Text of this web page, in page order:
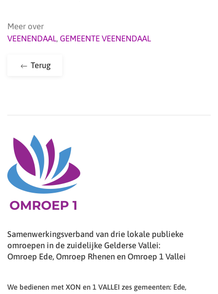
Meer over
VEENENDAAL, GEMEENTE VEENENDAAL
Terug
Samenwerkingsverband van drie lokale publieke
omroepen in de zuidelijke Gelderse Vallei:
Omroep Ede, Omroep Rhenen en Omroep 1 Vallei
We bedienen met XON en 1 VALLEI zes gemeenten: Ede,